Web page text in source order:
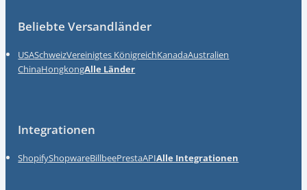
Beliebte Versandländer
USASchweizVereinigtes KönigreichKanadaAustralien
ChinaHongkongAlle Länder
Integrationen
ShopifyShopwareBillbeePrestaAPIAlle Integrationen